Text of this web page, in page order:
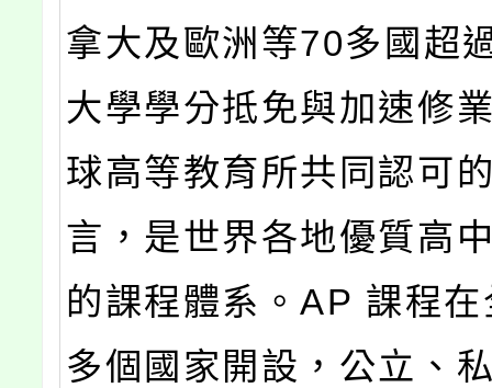
拿大及歐洲等70多國超
大學學分抵免與加速修
球高等教育所共同認可
言，是世界各地優質高
的課程體系。AP 課程
多個國家開設，公立、